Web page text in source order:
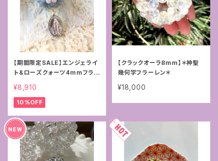
【期間限定SALE】エンジェライ
ト&ローズクォーツ4mmフラー
¥8,910
10%OFF
【クラックオーラ8mm】＊神聖
幾何学フラーレン＊
¥18,000